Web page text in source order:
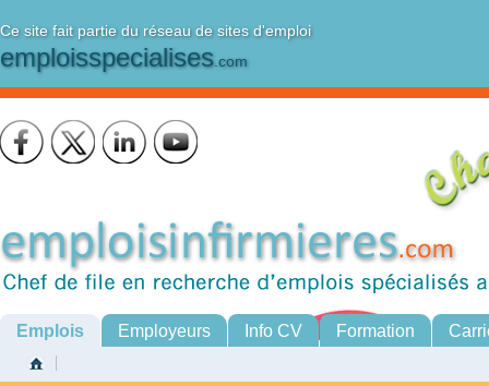
Ce site fait partie du réseau de sites d'emploi
emploisspecialises.com
Emplois Employeurs Info CV Formation